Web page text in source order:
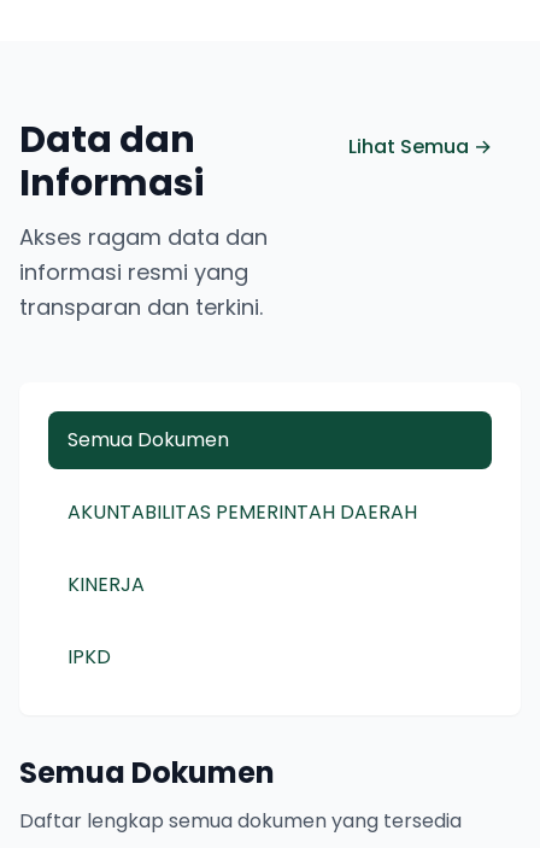
Data dan
Informasi
Akses ragam data dan
informasi resmi yang
transparan dan terkini.
Lihat Semua →
Semua Dokumen
AKUNTABILITAS PEMERINTAH DAERAH
KINERJA
IPKD
Semua Dokumen
Daftar lengkap semua dokumen yang tersedia